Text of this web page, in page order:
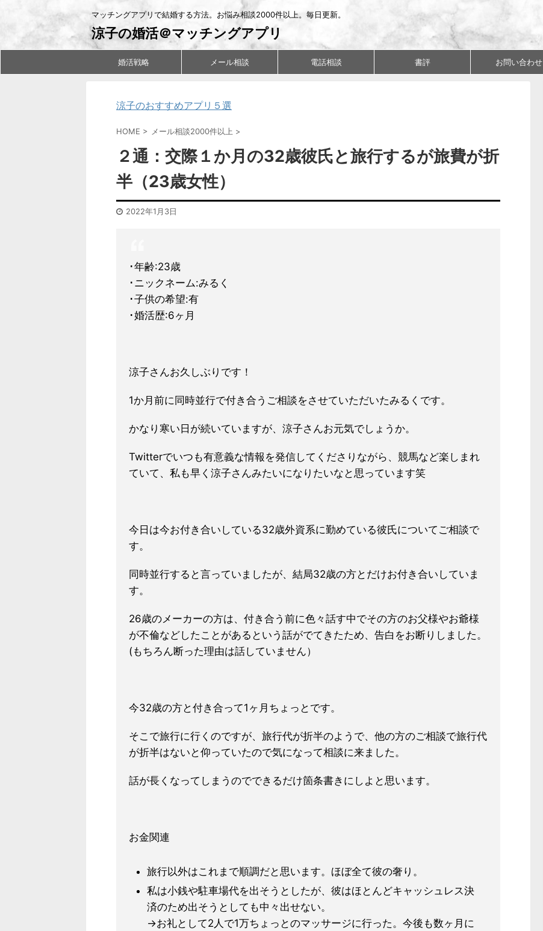
マッチングアプリで結婚する方法。お悩み相談2000件以上。毎日更新。
涼子の婚活＠マッチングアプリ
婚活戦略 メール相談 電話相談 書評 お問い合わせ
涼子のおすすめアプリ５選
HOME > メール相談2000件以上 >
２通：交際１か月の32歳彼氏と旅行するが旅費が折
半（23歳女性）
2022年1月3日
･年齢:23歳
･ニックネーム:みるく
･子供の希望:有
･婚活歴:6ヶ月
涼子さんお久しぶりです！
1か月前に同時並行で付き合うご相談をさせていただいたみるくです。
かなり寒い日が続いていますが、涼子さんお元気でしょうか。
Twitterでいつも有意義な情報を発信してくださりながら、 競馬など楽しまれ
ていて、私も早く涼子さんみたいになりたいなと思っています笑
今日は今お付き合いしている32歳外資系に勤めている彼氏についてご相談で
す。
同時並行すると言っていましたが、結局32歳の方とだけお付き合いしていま
す。
26歳のメーカーの方は、付き合う前に色々話す中でその方のお父様やお爺様
が不倫などしたことがあるという話がでてきたため、 告白をお断りしました。
(もちろん断った理由は話していません）
今32歳の方と付き合って1ヶ月ちょっとです。
そこで旅行に行くのですが、旅行代が折半のようで、他の方のご相談で旅行代
が折半はないと仰っていたので気になって相談に来ました。
話が長くなってしまうのでできるだけ箇条書きにしよと思います。
お金関連
旅行以外はこれまで順調だと思います。ほぼ全て彼の奢り。
私は小銭や駐車場代を出そうとしたが、彼はほとんどキャッシュ レス決
済のため出そうとしても中々出せない。
→お礼として2人で1万ちょっとのマッサージに行った。今後も数ヶ月に